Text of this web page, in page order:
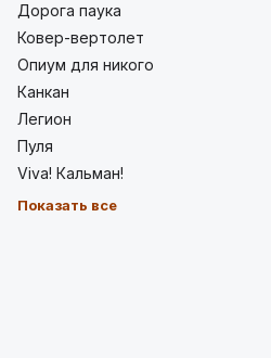
Дорога паука
Ковер-вертолет
Опиум для никого
Канкан
Легион
Пуля
Viva! Кальман!
Показать все